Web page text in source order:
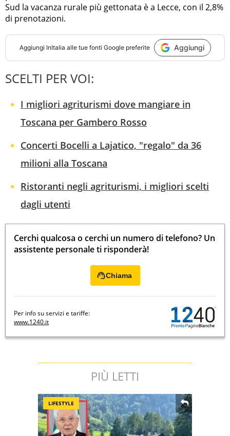
Sud la vacanza rurale più gettonata è a Lecce, con il 2,8%
di prenotazioni.
Aggiungi InItalia alle tue fonti Google preferite Aggiungi
SCELTI PER VOI:
I migliori agriturismi dove mangiare in
Toscana per Gambero Rosso
Concerti Bocelli a Lajatico, "regalo" da 36
milioni alla Toscana
Ristoranti negli agriturismi, i migliori scelti
dagli utenti
Cerchi qualcosa o cerchi un numero di telefono? Un
assistente personale ti risponderà!
Chiama
Per info su servizi e tariffe:
www.1240.it
PIÙ LETTI
LIFESTYLE